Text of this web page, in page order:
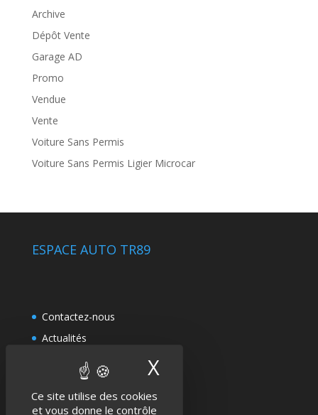
Ce site utilise des cookies
et vous donne le contrôle
X
Archive
Dépôt Vente
Garage AD
Promo
Vendue
Vente
Voiture Sans Permis
Voiture Sans Permis Ligier Microcar
ESPACE AUTO TR89
Contactez-nous
Actualités
Politique de confidentialité
Mentions légales